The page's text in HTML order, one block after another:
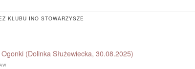
KLUBU INO STOWARZYSZE
(Dolinka Służewiecka, 30.08.2025)